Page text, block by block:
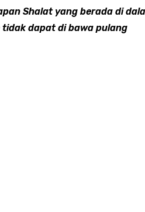
Shalat yang berada di
dapat di bawa pulang